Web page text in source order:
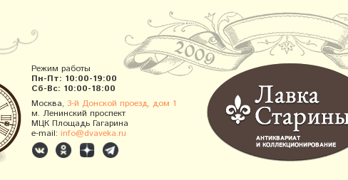
Режим работы
Пн-Пт: 10:00-19:00
Сб-Вс: 10:00-18:00
Москва, 3-й Донской проезд, дом 1
м. Ленинский проспект
МЦК Площадь Гагарина
e-mail: info@dvaveka.ru